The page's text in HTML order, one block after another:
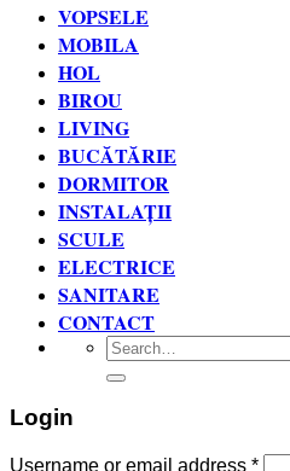
VOPSELE
MOBILA
HOL
BIROU
LIVING
BUCĂTĂRIE
DORMITOR
INSTALAȚII
SCULE
ELECTRICE
SANITARE
CONTACT
Search
for:
Login
Username or email address *